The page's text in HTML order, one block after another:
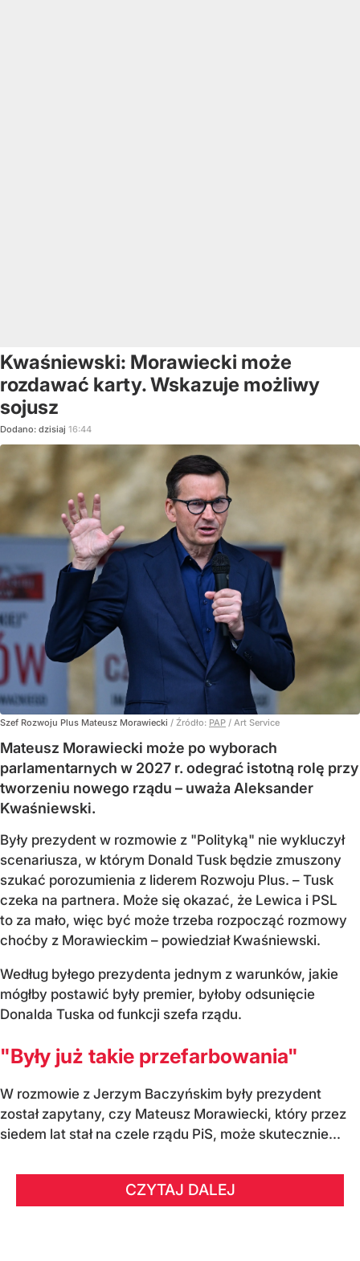
Kwaśniewski: Morawiecki może
rozdawać karty. Wskazuje możliwy
sojusz
Dodano: dzisiaj 16:44
Szef Rozwoju Plus Mateusz Morawiecki / Źródło: PAP / Art Service
Mateusz Morawiecki może po wyborach
parlamentarnych w 2027 r. odegrać istotną rolę przy
tworzeniu nowego rządu – uważa Aleksander
Kwaśniewski.
Były prezydent w rozmowie z "Polityką" nie wykluczył
scenariusza, w którym Donald Tusk będzie zmuszony
szukać porozumienia z liderem Rozwoju Plus. – Tusk
czeka na partnera. Może się okazać, że Lewica i PSL
to za mało, więc być może trzeba rozpocząć rozmowy
choćby z Morawieckim – powiedział Kwaśniewski.
Według byłego prezydenta jednym z warunków, jakie
mógłby postawić były premier, byłoby odsunięcie
Donalda Tuska od funkcji szefa rządu.
"Były już takie przefarbowania"
W rozmowie z Jerzym Baczyńskim były prezydent
został zapytany, czy Mateusz Morawiecki, który przez
siedem lat stał na czele rządu PiS, może skutecznie...
CZYTAJ DALEJ